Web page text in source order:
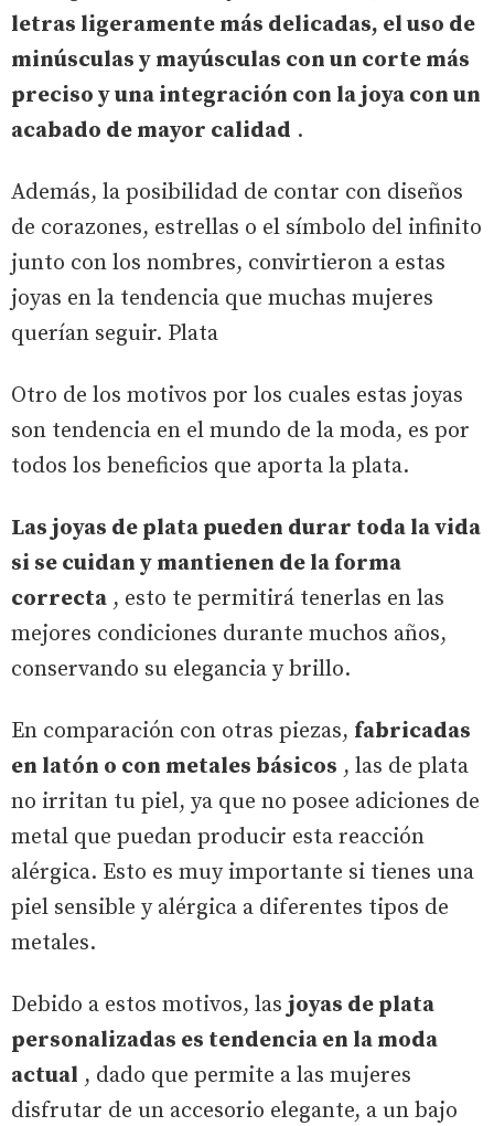
letras ligeramente más delicadas, el uso de
minúsculas y mayúsculas con un corte más
preciso y una integración con la joya con un
acabado de mayor calidad .
Además, la posibilidad de contar con diseños
de corazones, estrellas o el símbolo del infinito
junto con los nombres, convirtieron a estas
joyas en la tendencia que muchas mujeres
querían seguir. Plata
Otro de los motivos por los cuales estas joyas
son tendencia en el mundo de la moda, es por
todos los beneficios que aporta la plata.
Las joyas de plata pueden durar toda la vida
si se cuidan y mantienen de la forma
correcta , esto te permitirá tenerlas en las
mejores condiciones durante muchos años,
conservando su elegancia y brillo.
En comparación con otras piezas, fabricadas
en latón o con metales básicos , las de plata
no irritan tu piel, ya que no posee adiciones de
metal que puedan producir esta reacción
alérgica. Esto es muy importante si tienes una
piel sensible y alérgica a diferentes tipos de
metales.
Debido a estos motivos, las joyas de plata
personalizadas es tendencia en la moda
actual , dado que permite a las mujeres
disfrutar de un accesorio elegante, a un bajo